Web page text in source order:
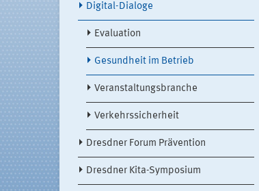
Digital-Dialoge
Evaluation
Gesundheit im Betrieb
Veranstaltungsbranche
Verkehrssicherheit
Dresdner Forum Prävention
Dresdner Kita-Symposium